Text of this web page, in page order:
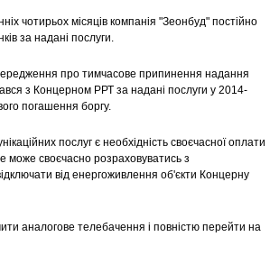
чотирьох місяців компанія "Зеонбуд" постійно
за надані послуги.
про тимчасове припинення надання
з Концерном РРТ за надані послуги у 2014-
погашення боргу.
послуг є необхідність своєчасної оплати
може своєчасно розраховуватись з
від енергоживлення об'єкти Концерну
аналогове телебачення і повністю перейти на